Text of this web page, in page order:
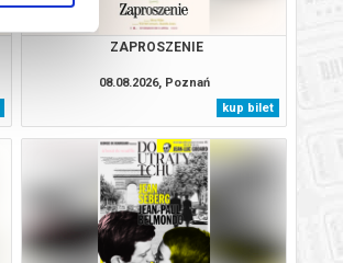
ZAPROSZENIE
08.08.2026, Poznań
kup bilet